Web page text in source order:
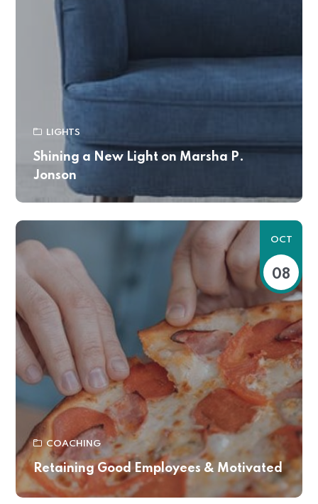
LIGHTS
Shining a New Light on Marsha P.
Jonson
OCT
08
COACHING
Retaining Good Employees & Motivated